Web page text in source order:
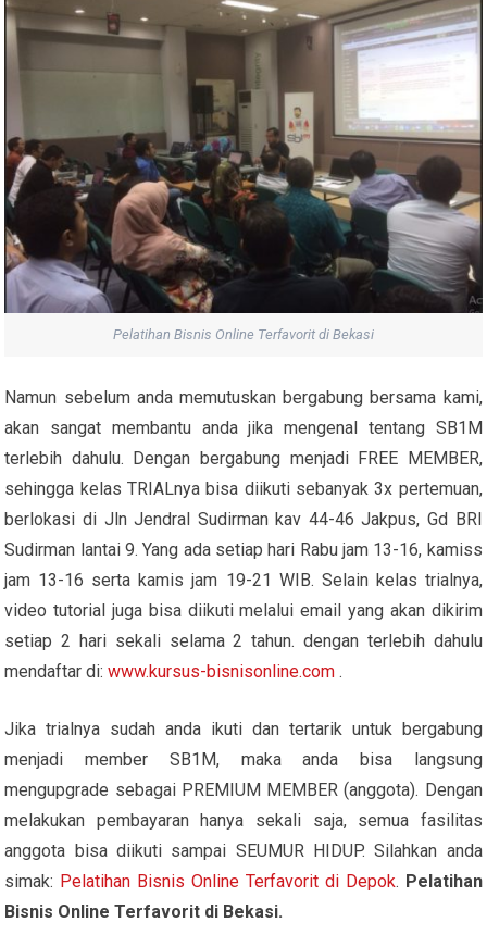
Pelatihan Bisnis Online Terfavorit di Bekasi
Namun sebelum anda memutuskan bergabung bersama kami,
akan sangat membantu anda jika mengenal tentang SB1M
terlebih dahulu. Dengan bergabung menjadi FREE MEMBER,
sehingga kelas TRIALnya bisa diikuti sebanyak 3x pertemuan,
berlokasi di Jln Jendral Sudirman kav 44-46 Jakpus, Gd BRI
Sudirman lantai 9. Yang ada setiap hari Rabu jam 13-16, kamiss
jam 13-16 serta kamis jam 19-21 WIB. Selain kelas trialnya,
video tutorial juga bisa diikuti melalui email yang akan dikirim
setiap 2 hari sekali selama 2 tahun. dengan terlebih dahulu
mendaftar di:www.kursus-bisnisonline.com .
Jika trialnya sudah anda ikuti dan tertarik untuk bergabung
menjadi member SB1M, maka anda bisa langsung
mengupgrade sebagai PREMIUM MEMBER (anggota). Dengan
melakukan pembayaran hanya sekali saja, semua fasilitas
anggota bisa diikuti sampai SEUMUR HIDUP. Silahkan anda
simak: Pelatihan Bisnis Online Terfavorit di Depok. Pelatihan
Bisnis Online Terfavorit di Bekasi.